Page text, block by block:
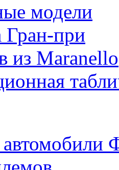
модели
Гран-при
из Maranello